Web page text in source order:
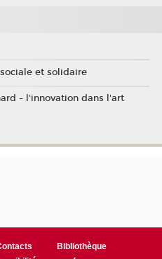
et solidaire
- l'innovation dans l'art
Bibliothèque